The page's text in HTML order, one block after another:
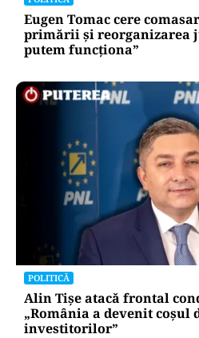
Eugen Tomac cere
primării și reorganizarea
putem funcționa”
POLITICĂ
Alin Tișe atacă frontal
„România a devenit coșul
investitorilor”